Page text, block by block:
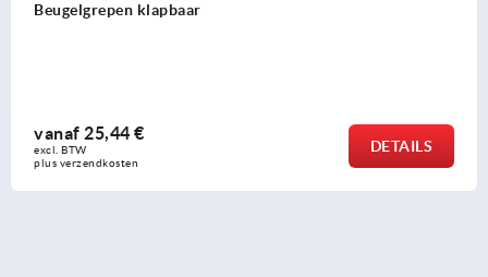
klapbaar
€ vanaf
excl. BTW
plus